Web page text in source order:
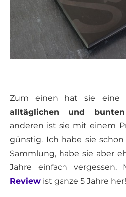
Zum einen hat sie eine
alltäglichen und
anderen ist sie mit einem
günstig. Ich habe sie
Sammlung, habe sie aber
Jahre einfach vergessen.
Review ist ganze 5 Jahre her!